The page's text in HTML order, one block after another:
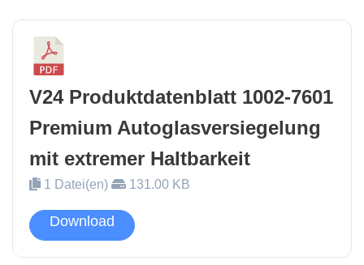
V24 Produktdatenblatt 1002-7601
Premium Autoglasversiegelung
mit extremer Haltbarkeit
1 Datei(en) 131.00 KB
Download